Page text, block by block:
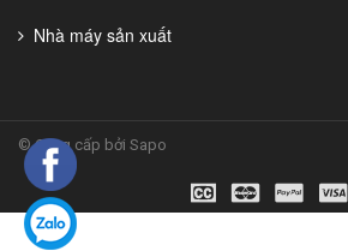
Nhà máy sản xuất
©Cung cấp bởi Sapo